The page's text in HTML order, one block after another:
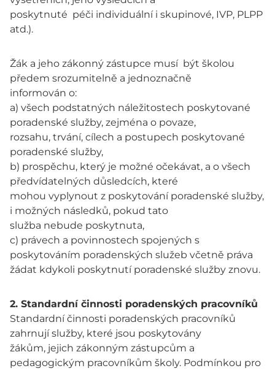
poskytnuté péči individuální i skupinové, IVP, PLPP
atd.).
Žák a jeho zákonný zástupce musí být školou
předem srozumitelně a jednoznačně
informován o:
a) všech podstatných náležitostech poskytované
poradenské služby, zejména o povaze,
rozsahu, trvání, cílech a postupech poskytované
poradenské služby,
b) prospěchu, který je možné očekávat, a o všech
předvídatelných důsledcích, které
mohou vyplynout z poskytování poradenské služby,
i možných následků, pokud tato
služba nebude poskytnuta,
c) právech a povinnostech spojených s
poskytováním poradenských služeb včetně práva
žádat kdykoli poskytnutí poradenské služby znovu.
2. Standardní činnosti poradenských pracovníků
Standardní činnosti poradenských pracovníků
zahrnují služby, které jsou poskytovány
žákům, jejich zákonným zástupcům a
pedagogickým pracovníkům školy. Podmínkou pro